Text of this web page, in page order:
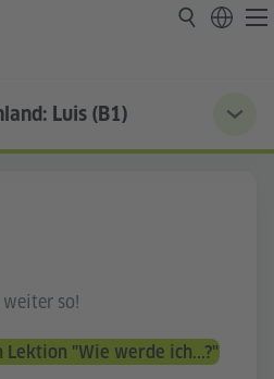
Luis (B1)
weiter so!
"Wie werde ich...?"